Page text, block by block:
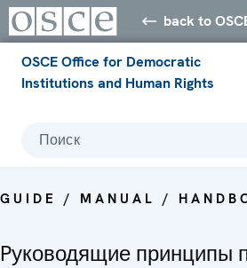
back to
OSCE Office for Democratic
Institutions and Human Rights
Поиск
GUIDE / MANUAL /
Pуководящие принципы